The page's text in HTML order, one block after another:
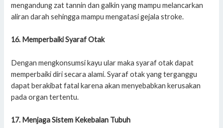
mengandung zat tannin dan galkin yang mampu melancarkan
aliran darah sehingga mampu mengatasi gejala stroke.
16. Memperbaiki Syaraf Otak
Dengan mengkonsumsi kayu ular maka syaraf otak dapat
memperbaiki diri secara alami. Syaraf otak yang terganggu
dapat berakibat fatal karena akan menyebabkan kerusakan
pada organ tertentu.
17. Menjaga Sistem Kekebalan Tubuh